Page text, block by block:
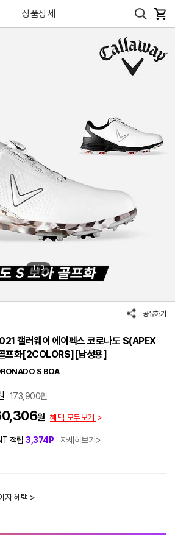
상품상세
1/3
공유하기
캘러웨이 에이펙스 코로나도 S(APEX
프화[2COLORS][남성용]
S BOA
173,900원
원 혜택 모두보기
적립 3,374P
자세히보기
자 혜택 >